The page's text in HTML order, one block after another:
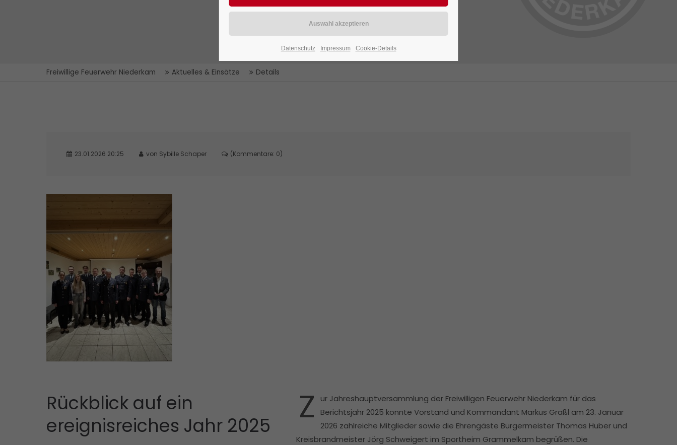
Freiwillige Feuerwehr Niederkam Aktuelles & Einsätze Details
23.01.2026 20:25 von Sybille Schaper (Kommentare: 0)
Rückblick auf ein
ereignisreiches Jahr 2025
Z
ur Jahreshauptversammlung der Freiwilligen Feuerwehr Niederkam für das
Berichtsjahr 2025 konnte Vorstand und Kommandant Markus Graßl am 23. Januar
2026 zahlreiche Mitglieder sowie die Ehrengäste Bürgermeister Thomas Huber und
Kreisbrandmeister Jörg Schweigert im Sportheim Grammelkam begrüßen. Die
Datenschutz Impressum Cookie-Details